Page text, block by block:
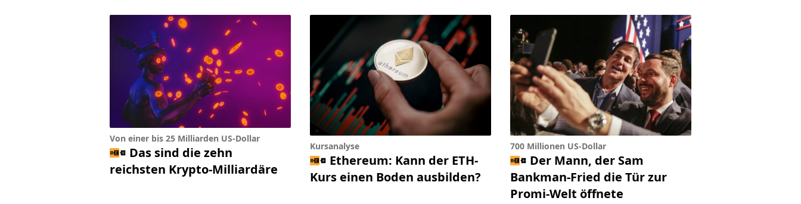
Von einer bis 25 Milliarden US-Dollar
Das sind die zehn
reichsten Krypto-Milliardäre
Kursanalyse
Ethereum: Kann der ETH-
Kurs einen Boden ausbilden?
700 Millionen US-Dollar
Der Mann, der Sam
Bankman-Fried die Tür zur
Promi-Welt öffnete